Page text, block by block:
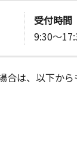
受付時間
9:30～
は、以下から